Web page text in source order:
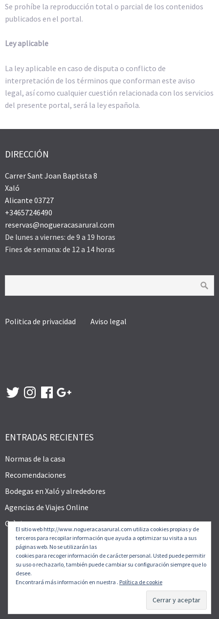
Se prohíbe la reproducción total o parcial de los contenidos
publicados en el portal.
Ley aplicable
La ley aplicable en caso de disputa o conflicto de
interpretación de los términos que conforman este aviso
legal, así como cualquier cuestión relacionada con los servicios
del presente portal, será la ley española.
DIRECCIÓN
Carrer Sant Joan Baptista 8
Xaló
Alicante 03727
+34657246490
reservas@nogueracasarural.com
De lunes a viernes: de 9 a 19 horas
Fines de semana: de 12 a 14 horas
Politica de privacidad Aviso legal
TwitterInstagramFacebookGoogle
+
ENTRADAS RECIENTES
Normas de la casa
Recomendaciones
Bodegas en Xaló y alrededores
Agencias de Viajes Online
Gràcies
© CASA RURAL NOGUERA 2026. TemaAllegiantpor
El sitio web http://www.nogueracasarural.com utiliza cookies propias y de
terceros para recopilar información que ayuda a optimizar su visita a sus
páginas web. No se utilizarán las
cookies para recoger información de carácter personal. Usted puede permitir
su uso o rechazarlo, también puede cambiar su configuración siempre que lo
desee.
Encontrará más información en nuestra . Política de cookie